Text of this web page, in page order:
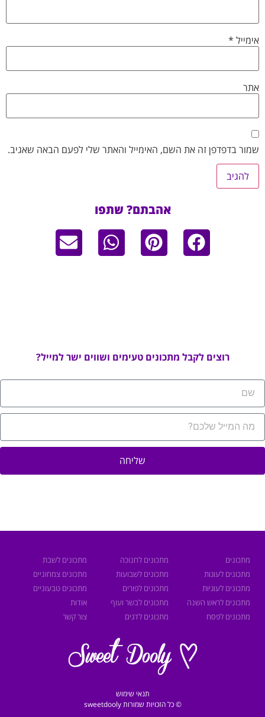
אימייל*
אתר
שמור בדפדפן זה את השם, האימייל והאתר שלי לפעם הבאה שאגיב.
אהבתם? שתפו
רוצים לקבל מתכונים טעימים ושווים ישר למייל?
שליחה
מתכונים
מתכונים לעוגות
מתכונים לעוגיות
מתכונים לראש השנה
מתכונים לפסח
מתכונים לחנוכה
מתכונים לשבועות
מתכונים לפורים
מתכונים לבשר ועוף
מתכונים לדגים
מתכונים לשבת
מתכונים צמחוניים
מתכונים טבעוניים
אודות
צור קשר
תנאי שימוש
© כל הזכויות שמורות sweetdooly